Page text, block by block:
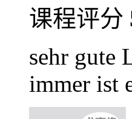
课程评分
sehr gute
immer ist